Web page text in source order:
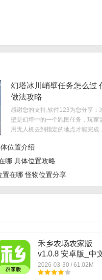
幻塔冰川峭壁任务怎么过
做法攻略
感谢您的支持,软件123为您分享：
壁是幻塔中的一个跑图任务，玩家
用无人机去到指定的地点才能完成
过？..
位置介绍
哪 具体位置攻略
在哪 怪物位置分享
禾乡农场农家版
v1.0.8 安卓版_中
卓app手机软件下载
2026-03-30 / 61.02M